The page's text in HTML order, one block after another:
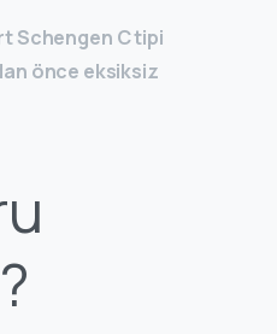
Schengen C tipi
önce eksiksiz